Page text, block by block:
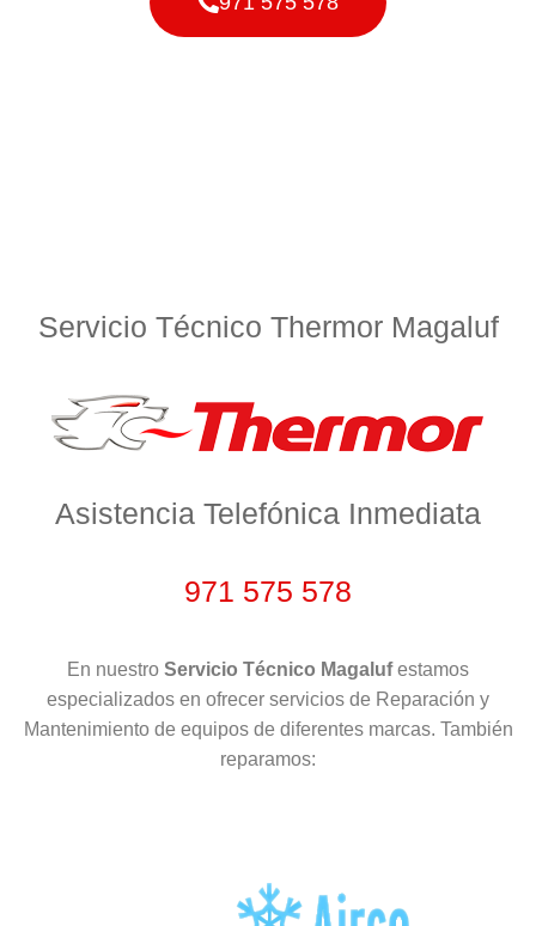
Servicio Técnico Thermor Magaluf
Asistencia Telefónica Inmediata
971 575 578
En nuestro Servicio Técnico Magalufestamos
especializados en ofrecer servicios de Reparación y
Mantenimiento de equipos de diferentes marcas. También
reparamos: